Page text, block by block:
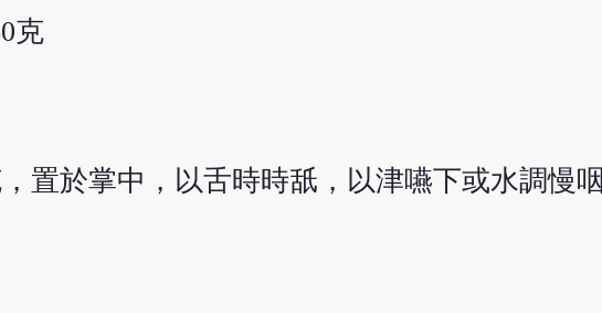
克
置於掌中，以舌時時舐，以津嚥下或水調慢咽